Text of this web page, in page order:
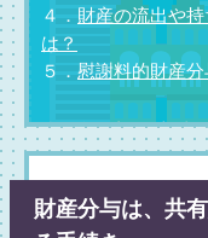
４． 財産の流出や
は？
５． 慰謝料的財産
財産分与は、共